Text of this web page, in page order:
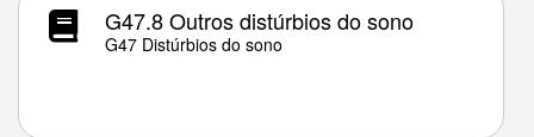
G47.8 Outros distúrbios do sono
G47 Distúrbios do sono